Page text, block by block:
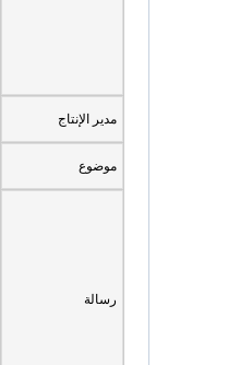
مدير الإنتاج
موضوع
رسالة